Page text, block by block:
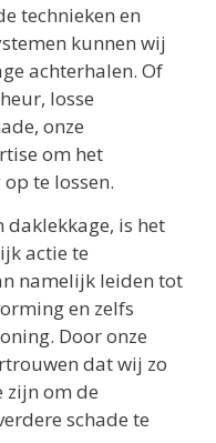
technieken en
kunnen wij
achterhalen. Of
losse
onze
om het
te lossen.
daklekkage, is het
actie te
namelijk leiden tot
en zelfs
Door onze
dat wij zo
zijn om de
schade te